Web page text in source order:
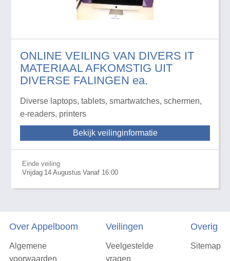
ONLINE VEILING VAN DIVERS IT
MATERIAAL AFKOMSTIG UIT
DIVERSE FALINGEN ea.
Diverse laptops, tablets, smartwatches, schermen,
e-readers, printers
Bekijk veilinginformatie
Einde veiling
Vrijdag 14 Augustus Vanaf 16:00
Over Appelboom
Algemene
voorwaarden
Veilingen
Veelgestelde
vragen
Overig
Sitemap